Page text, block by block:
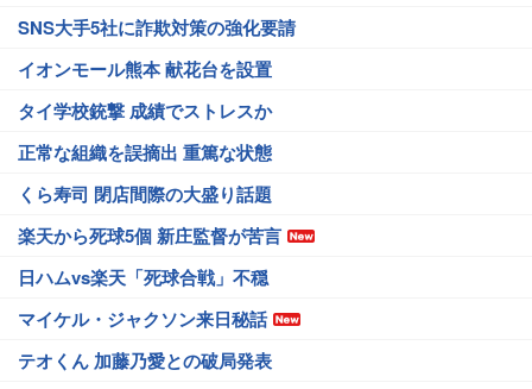
SNS大手5社に詐欺対策の強化要請
イオンモール熊本 献花台を設置
タイ学校銃撃 成績でストレスか
正常な組織を誤摘出 重篤な状態
くら寿司 閉店間際の大盛り話題
楽天から死球5個 新庄監督が苦言
日ハムvs楽天「死球合戦」不穏
マイケル・ジャクソン来日秘話
テオくん 加藤乃愛との破局発表